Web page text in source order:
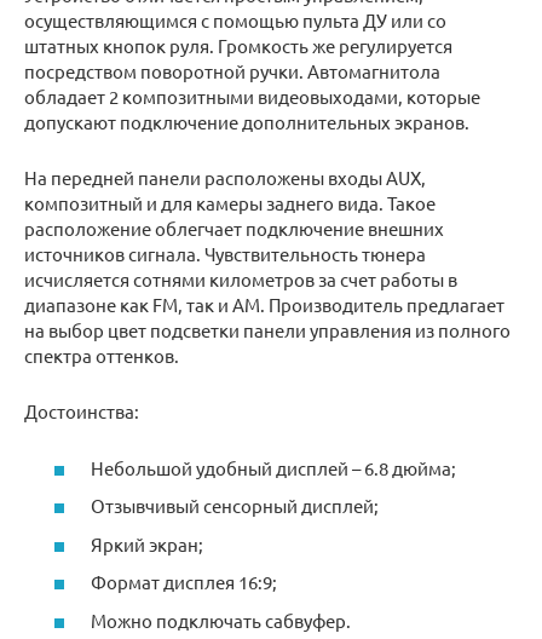
осуществляющимся с помощью пульта ДУ или со
штатных кнопок руля. Громкость же регулируется
посредством поворотной ручки. Автомагнитола
обладает 2 композитными видеовыходами, которые
допускают подключение дополнительных экранов.
На передней панели расположены входы AUX,
композитный и для камеры заднего вида. Такое
расположение облегчает подключение внешних
источников сигнала. Чувствительность тюнера
исчисляется сотнями километров за счет работы в
диапазоне как FM, так и AM. Производитель предлагает
на выбор цвет подсветки панели управления из полного
спектра оттенков.
Достоинства:
Небольшой удобный дисплей – 6.8 дюйма;
Отзывчивый сенсорный дисплей;
Яркий экран;
Формат дисплея 16:9;
Можно подключать сабвуфер.